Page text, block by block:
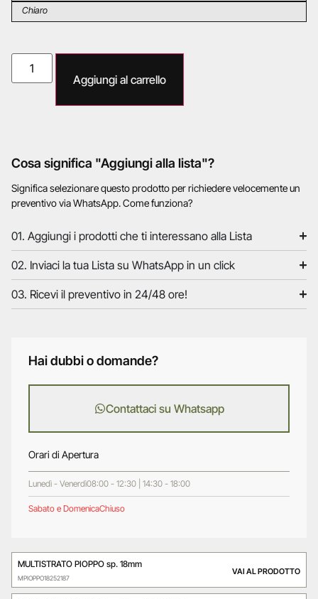
Chiaro
Aggiungi al carrello
Cosa significa "Aggiungi alla lista"?
Significa selezionare questo prodotto per richiedere velocemente un
preventivo via WhatsApp. Come funziona?
01. Aggiungi i prodotti che ti interessano alla Lista
02. Inviaci la tua Lista su WhatsApp in un click
03. Ricevi il preventivo in 24/48 ore!
Hai dubbi o domande?
Contattaci su Whatsapp
Orari di Apertura
Lunedì - Venerdì08:00 - 12:30 | 14:30 - 18:00
Sabato e DomenicaChiuso
MULTISTRATO PIOPPO sp. 18mm
MPIOPPO18252187
VAI AL PRODOTTO